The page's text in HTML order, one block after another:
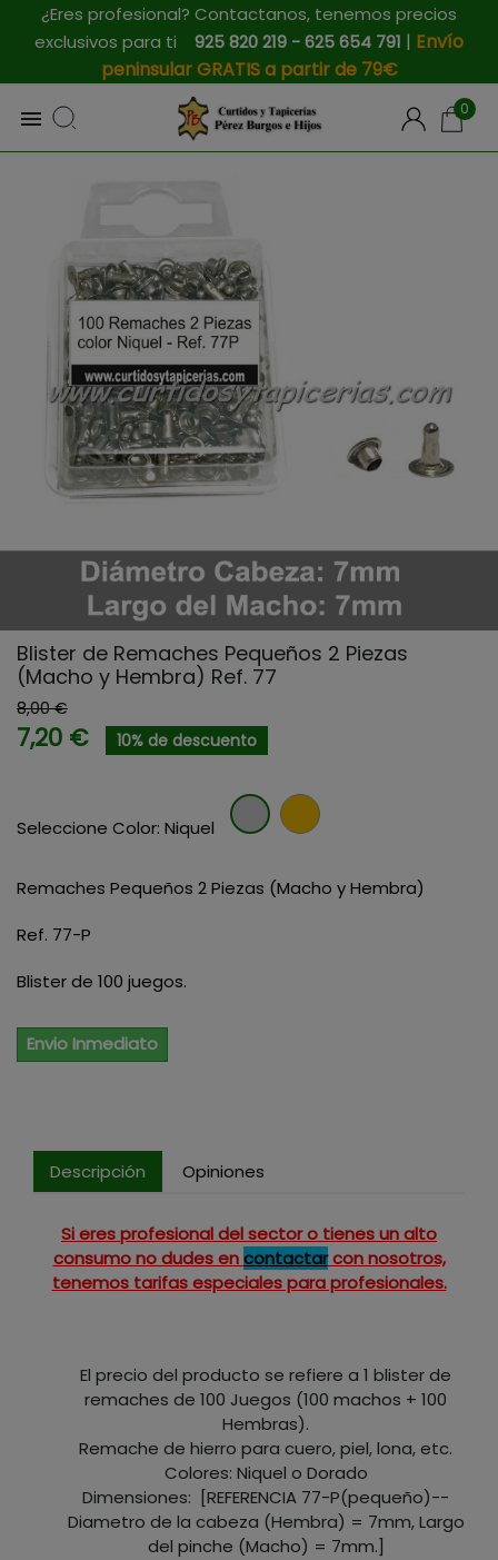
¿Eres profesional? Contactanos, tenemos precios
exclusivos para ti 925 820 219 - 625 654 791 | Envío
peninsular GRATIS a partir de 79€
 0
Blister de Remaches Pequeños 2 Piezas
(Macho y Hembra) Ref. 77
8,00 €
7,20 € 10% de descuento
Seleccione Color: Niquel Niquel
Remaches Pequeños 2 Piezas (Macho y Hembra)
Ref. 77-P
Blister de 100 juegos.
Envio Inmediato
Descripción Opiniones
Si eres profesional del sector o tienes un alto
consumo no dudes encontactarcon nosotros,
tenemos tarifas especiales para profesionales.
El precio del producto se refiere a 1 blister de
remaches de 100 Juegos (100 machos + 100
Hembras).
Remache de hierro para cuero, piel, lona, etc.
Colores: Niquel o Dorado
Dimensiones: [REFERENCIA 77-P(pequeño)--
Diametro de la cabeza (Hembra) = 7mm, Largo
del pinche (Macho) = 7mm.]